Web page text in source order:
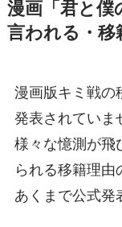
漫画「君と僕
言われる・移
漫画版キミ戦の
発表されていま
様々な憶測が飛
られる移籍理由
あくまで公式発